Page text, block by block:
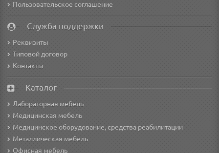
Пользовательское соглашение
Служба поддержки
Реквизиты
Типовой договор
Контакты
Каталог
Лабораторная мебель
Медицинская мебель
Медицинское оборудование, средства реабилитации
Металлическая мебель
Офисная мебель